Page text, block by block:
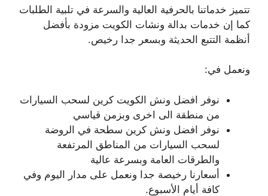
تتميز خدماتنا بالحرفية العالية والسرعة في تلبية الطلبات
كما إن خدمات بدالة ونشات الكويت مزودة بأفضل
أنظمة التتبع الحديثة وبسعر جدا رخيص.
ونعمل في:
نوفر افضل ونش الكويت كرين لسحب السيارات
من منطقة الى اخرى وبزمن قياسي
نوفر افضل ونش كرين سطحة في الروضة
لسحب السيارات من المناطق المرتفعة
والطرقات العامة وبسرعة عالية
أسعارنا رخيصة جدا ونعمل على مدار اليوم وفي
كافة أيام الأسبوع.